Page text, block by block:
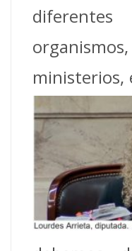
ministerios,